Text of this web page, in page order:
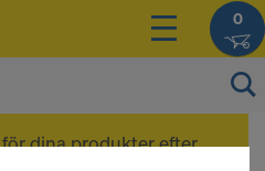
0
dina produkter efter